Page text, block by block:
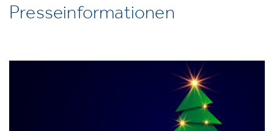
Presseinformationen